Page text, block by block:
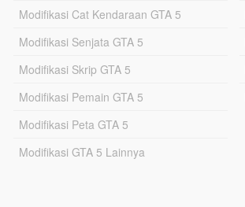
Modifikasi Cat Kendaraan GTA 5
Modifikasi Senjata GTA 5
Modifikasi Skrip GTA 5
Modifikasi Pemain GTA 5
Modifikasi Peta GTA 5
Modifikasi GTA 5 Lainnya